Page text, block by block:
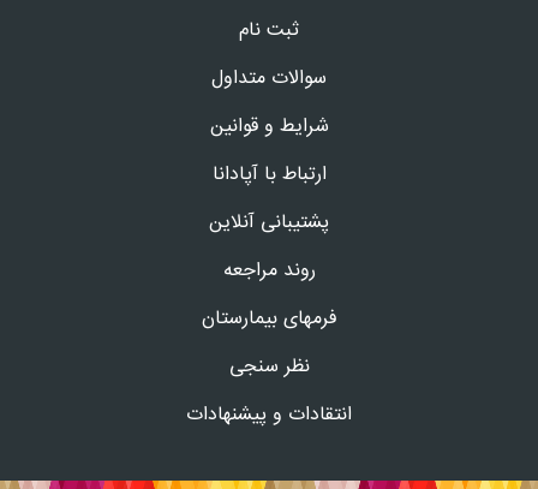
ثبت نام
سوالات متداول
شرایط و قوانین
ارتباط با آپادانا
پشتیبانی آنلاین
روند مراجعه
فرمهای بیمارستان
نظر سنجی
انتقادات و پیشنهادات